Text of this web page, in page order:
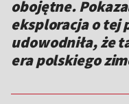
obojętne.
eksploracja o tej
udowodniła, że
era polskiego